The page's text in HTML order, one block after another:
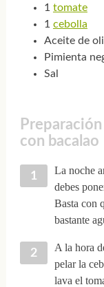
1 tomate
1 cebolla
Aceite de
Pimienta
Sal
con bacalao
La noche
debes
Basta con
bastante
A la hora
pelar la
lava el